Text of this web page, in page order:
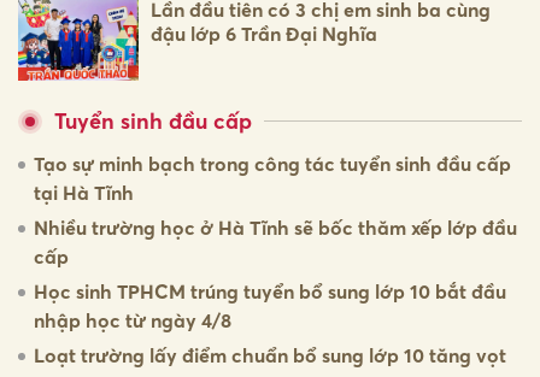
Lần đầu tiên có 3 chị em sinh ba cùng
đậu lớp 6 Trần Đại Nghĩa
Tuyển sinh đầu cấp
Tạo sự minh bạch trong công tác tuyển sinh đầu cấp
tại Hà Tĩnh
Nhiều trường học ở Hà Tĩnh sẽ bốc thăm xếp lớp đầu
cấp
Học sinh TPHCM trúng tuyển bổ sung lớp 10 bắt đầu
nhập học từ ngày 4/8
Loạt trường lấy điểm chuẩn bổ sung lớp 10 tăng vọt